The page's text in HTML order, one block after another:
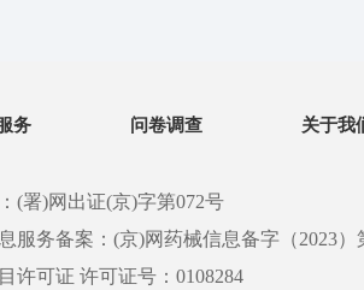
务 问卷调查 关于我
(署)网出证(京)字第072号
服务备案：(京)网药械信息备字（2023）
许可证 许可证号：0108284